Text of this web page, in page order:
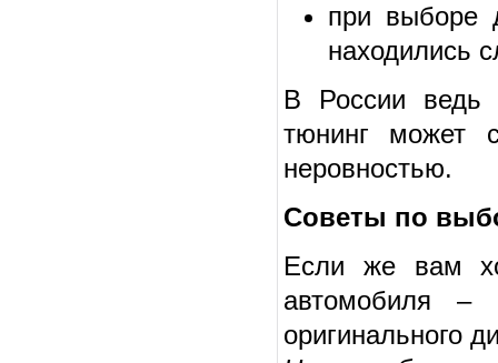
при выборе
находились
В России ведь
тюнинг может
неровностью.
Советы по
Если же вам
автомобиля –
оригинального